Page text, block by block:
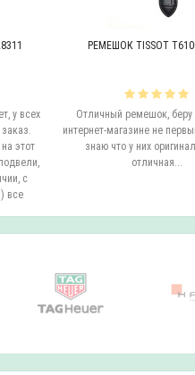
у всех
этот
с
все
РЕМЕШОК TISSOT
Отличный ремешок, беру
интернет-магазине не
знаю что у них
отличная...